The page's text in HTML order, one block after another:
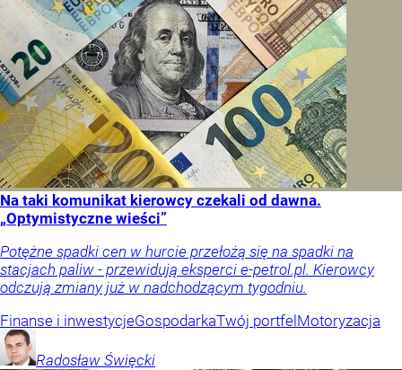
Na taki komunikat kierowcy czekali od dawna.
„Optymistyczne wieści”
Potężne spadki cen w hurcie przełożą się na spadki na
stacjach paliw - przewidują eksperci e-petrol.pl. Kierowcy
odczują zmiany już w nadchodzącym tygodniu.
Finanse i inwestycjeGospodarkaTwój portfelMotoryzacja
Radosław Święcki